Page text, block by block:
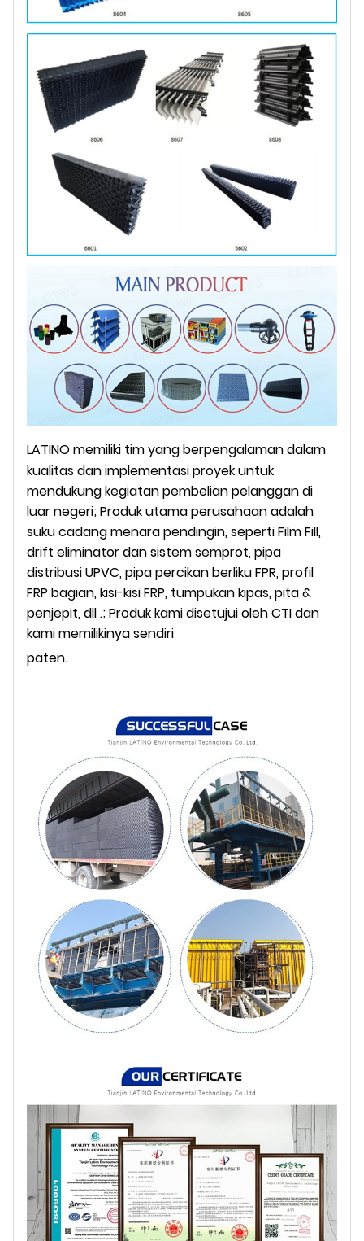
LATINO memiliki tim yang berpengalaman dalam
kualitas dan implementasi proyek untuk
mendukung kegiatan pembelian pelanggan di
luar negeri; Produk utama perusahaan adalah
suku cadang menara pendingin, seperti Film Fill,
drift eliminator dan sistem semprot, pipa
distribusi UPVC, pipa percikan berliku FPR, profil
FRP bagian, kisi-kisi FRP, tumpukan kipas, pita &
penjepit, dll .; Produk kami disetujui oleh CTI dan
kami memilikinya sendiri
paten.